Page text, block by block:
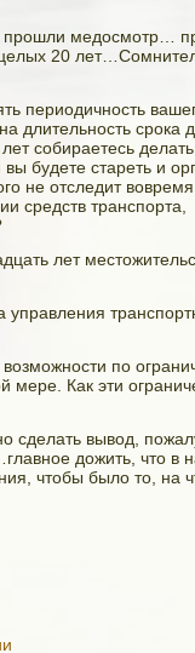
прошли медосмотр…
20
периодичность
длительность срока
собираетесь делать
будете стареть и
не отследит
средств транспорта,
лет
управления
по
мере. Как эти
сделать вывод,
дожить, что в
чтобы было то, на